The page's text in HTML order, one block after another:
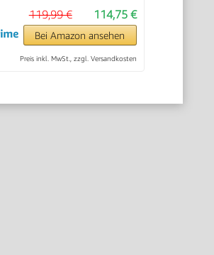
114,75 €
119,99 €
Bei Amazon ansehen
Preis inkl. MwSt., zzgl. Versandkosten